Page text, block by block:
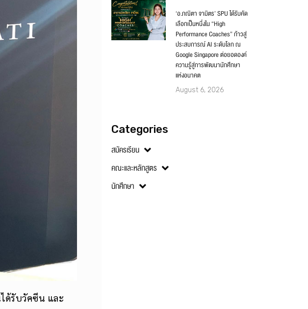
ด้รับวัคซีน และ
‘อ.ภณิตา จามิตร’ SPU ได้รับคัด
เลือกเป็นหนึ่งใน “High
Performance Coaches” ก้าวสู่
ประสบการณ์ AI ระดับโลก ณ
Google Singapore ต่อยอดองค์
ความรู้สู่การพัฒนานักศึกษา
แห่งอนาคต
August 6, 2026
Categories
สมัครเรียน
คณะและหลักสูตร
นักศึกษา